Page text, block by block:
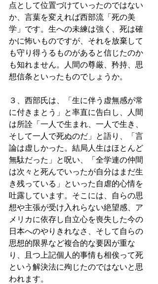
点として位置づけていったのではない
か、言葉を変えれば西部流「死の美
学」です。生への未練は強く、死は確
かに怖いものですが、それを放棄して
も守り得うるものがあると信じたのか
も知れません。人間の尊厳、矜持、思
想信条といったものでしょうか。
３、西部氏は、「生に伴う虚無感が常
に付きまとう」と率直に告白し、人間
は所詮「一人で生まれ、一人で生き、
そして一人で死ぬのだ」と語り、「言
論は虚しかった。結局人生はほとんど
無駄だった」と呪い、「全学連の仲間
は次々と死んでいったが自分はまだ生
き残っている」といった自虐的心情を
吐露しています。そこには、自らの思
想や主張が受け入れらない絶望感、ア
メリカに依存し自立心を喪失した今の
日本へのやりきれなさ、そして自らの
思想的限界など複合的な要因が重な
り、且つ上記個人的事情も相俟って死
という解決法に殉じたのではないと思
われます。